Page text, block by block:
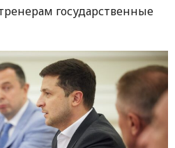
государственные